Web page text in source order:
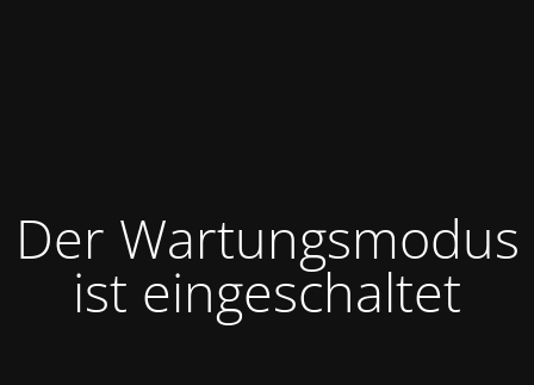
Der Wartungsmodus
ist eingeschaltet